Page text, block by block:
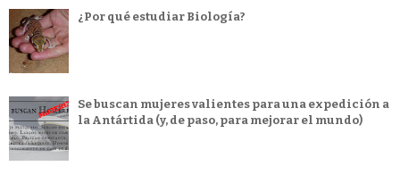
¿Por qué estudiar Biología?
Se buscan mujeres valientes para una expedición a
la Antártida (y, de paso, para mejorar el mundo)